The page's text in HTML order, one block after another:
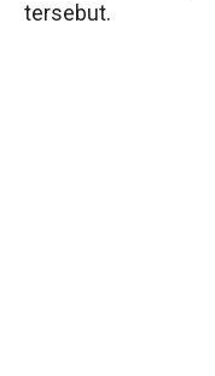
tersebut.